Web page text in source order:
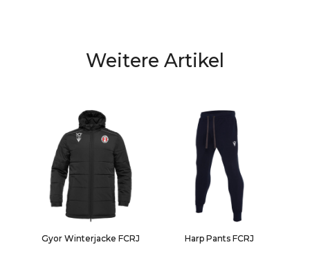
Weitere Artikel
Gyor Winterjacke FCRJ Harp Pants FCRJ